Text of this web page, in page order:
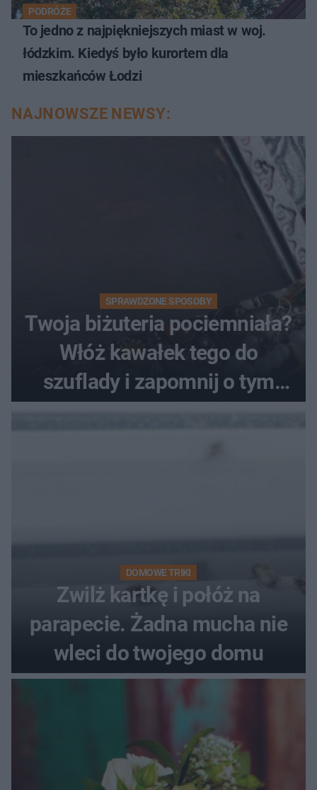
PODRÓŻE
To jedno z najpiękniejszych miast w woj.
łódzkim. Kiedyś było kurortem dla
mieszkańców Łodzi
NAJNOWSZE NEWSY:
SPRAWDZONE SPOSOBY
Twoja biżuteria pociemniała?
Włóż kawałek tego do
szuflady i zapomnij o tym
problemie. Sposób na
DOMOWE TRIKI
Zwilż kartkę i połóż na
parapecie. Żadna mucha nie
wleci do twojego domu